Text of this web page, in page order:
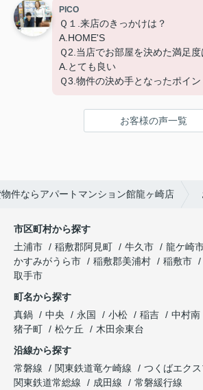
PICO
Ｑ１.来店のきっかけは？
A.HOME'S
Ｑ2.当店でお部屋を決めた満足度
A.とても良い
Ｑ3.物件の決め手となったポイン
お客様の声一覧
件ならアパートマンション館龍ヶ崎店
市区町村から探す
土浦市
稲敷郡阿見町 牛久市
龍ケ崎
かすみがうら市
稲敷郡美浦村 稲敷市
取手市
町名から探す
真鍋
中央 永国 小松 稲吉 中村南
猪子町
松ケ丘
木田余東台
沿線から探す
常磐線
関東鉄道竜ケ崎線
つくばエクス
関東鉄道常総線
成田線
常磐緩行線